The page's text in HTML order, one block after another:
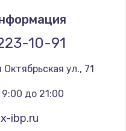
BIOS
10-91
ул., 71
до 21:00
ibp.ru